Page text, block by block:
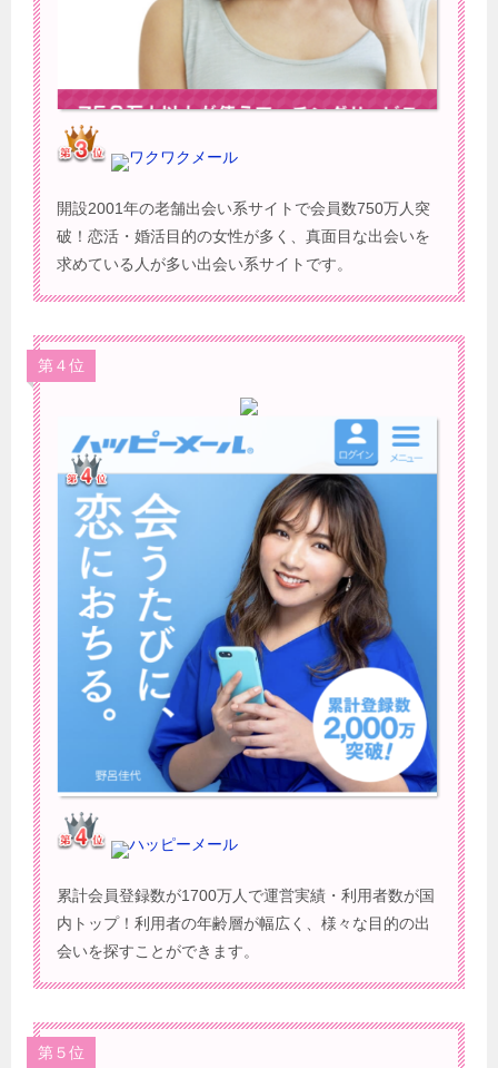
ワクワクメール
開設2001年の老舗出会い系サイトで会員数750万人突
破！恋活・婚活目的の女性が多く、真面目な出会いを
求めている人が多い出会い系サイトです。
第４位
ハッピーメール
累計会員登録数が1700万人で運営実績・利用者数が国
内トップ！利用者の年齢層が幅広く、様々な目的の出
会いを探すことができます。
第５位